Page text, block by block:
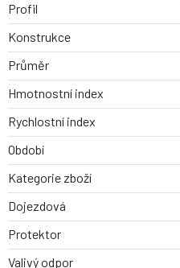
Profil
Konstrukce
Průměr
Hmotnostní index
Rychlostní index
Období
Kategorie zboží
Dojezdová
Protektor
Valivý odpor